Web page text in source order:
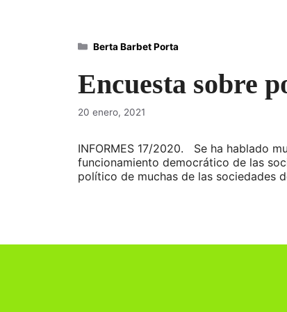
Encuesta sobre
20 enero, 2021
INFORMES 17/2020. Se ha hablado
funcionamiento democrático de las
político de muchas de las sociedades
Categorías
Berta Barbet Porta